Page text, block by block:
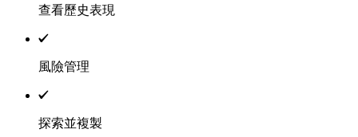
查看歷史表現
風險管理
探索並複製